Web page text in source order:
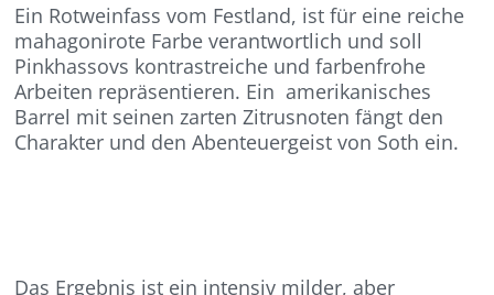
Ein Rotweinfass vom Festland, ist für eine reiche
mahagonirote Farbe verantwortlich und soll
Pinkhassovs kontrastreiche und farbenfrohe
Arbeiten repräsentieren. Ein amerikanisches
Barrel mit seinen zarten Zitrusnoten fängt den
Charakter und den Abenteuergeist von Soth ein.
Das Ergebnis ist ein intensiv milder, aber